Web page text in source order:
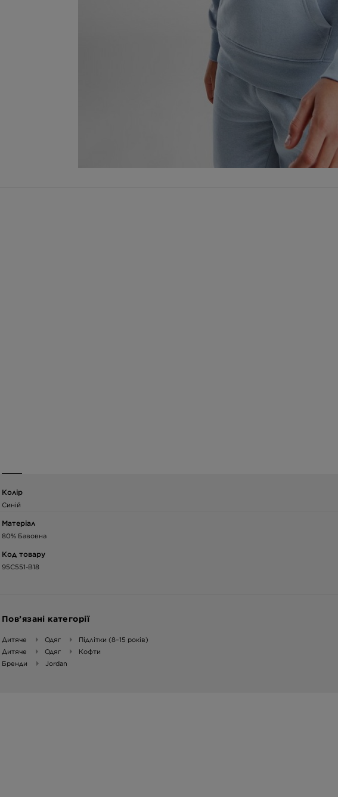
Колір
Синій
Матеріал
80% Бавовна
Код товару
95C551-B18
Пов’язані категорії
Дитяче Одяг
Підлітки (8–15 років)
Дитяче
Одяг
Кофти
Бренди
Jordan